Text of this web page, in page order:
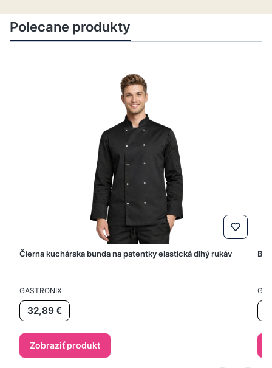
Polecane produkty
Čierna kuchárska bunda na patentky elastická dlhý rukáv
VÝROBCA
GASTRONIX
Cena
32,89 €
Zobraziť produkt